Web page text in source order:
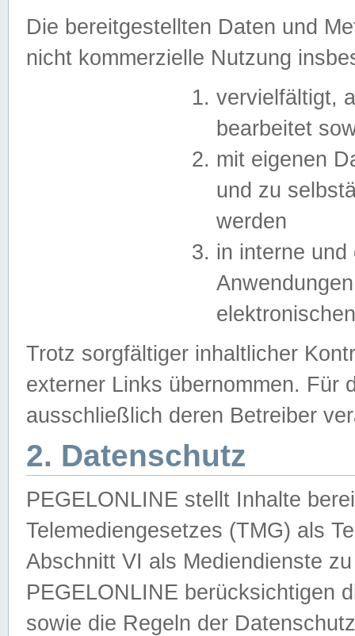
Die bereitgestellten Daten und
nicht kommerzielle Nutzung
vervielfältigt,
bearbeitet
mit eigenen
und zu
werden
in interne
Trotz sorgfältiger inhaltlicher
externer Links übernommen. Für
ausschließlich deren Betreiber
2. Datenschutz
PEGELONLINE stellt Inhalte
Telemediengesetzes (TMG) als
Abschnitt VI als Mediendienste
PEGELONLINE berücksichtigen
sowie die Regeln der